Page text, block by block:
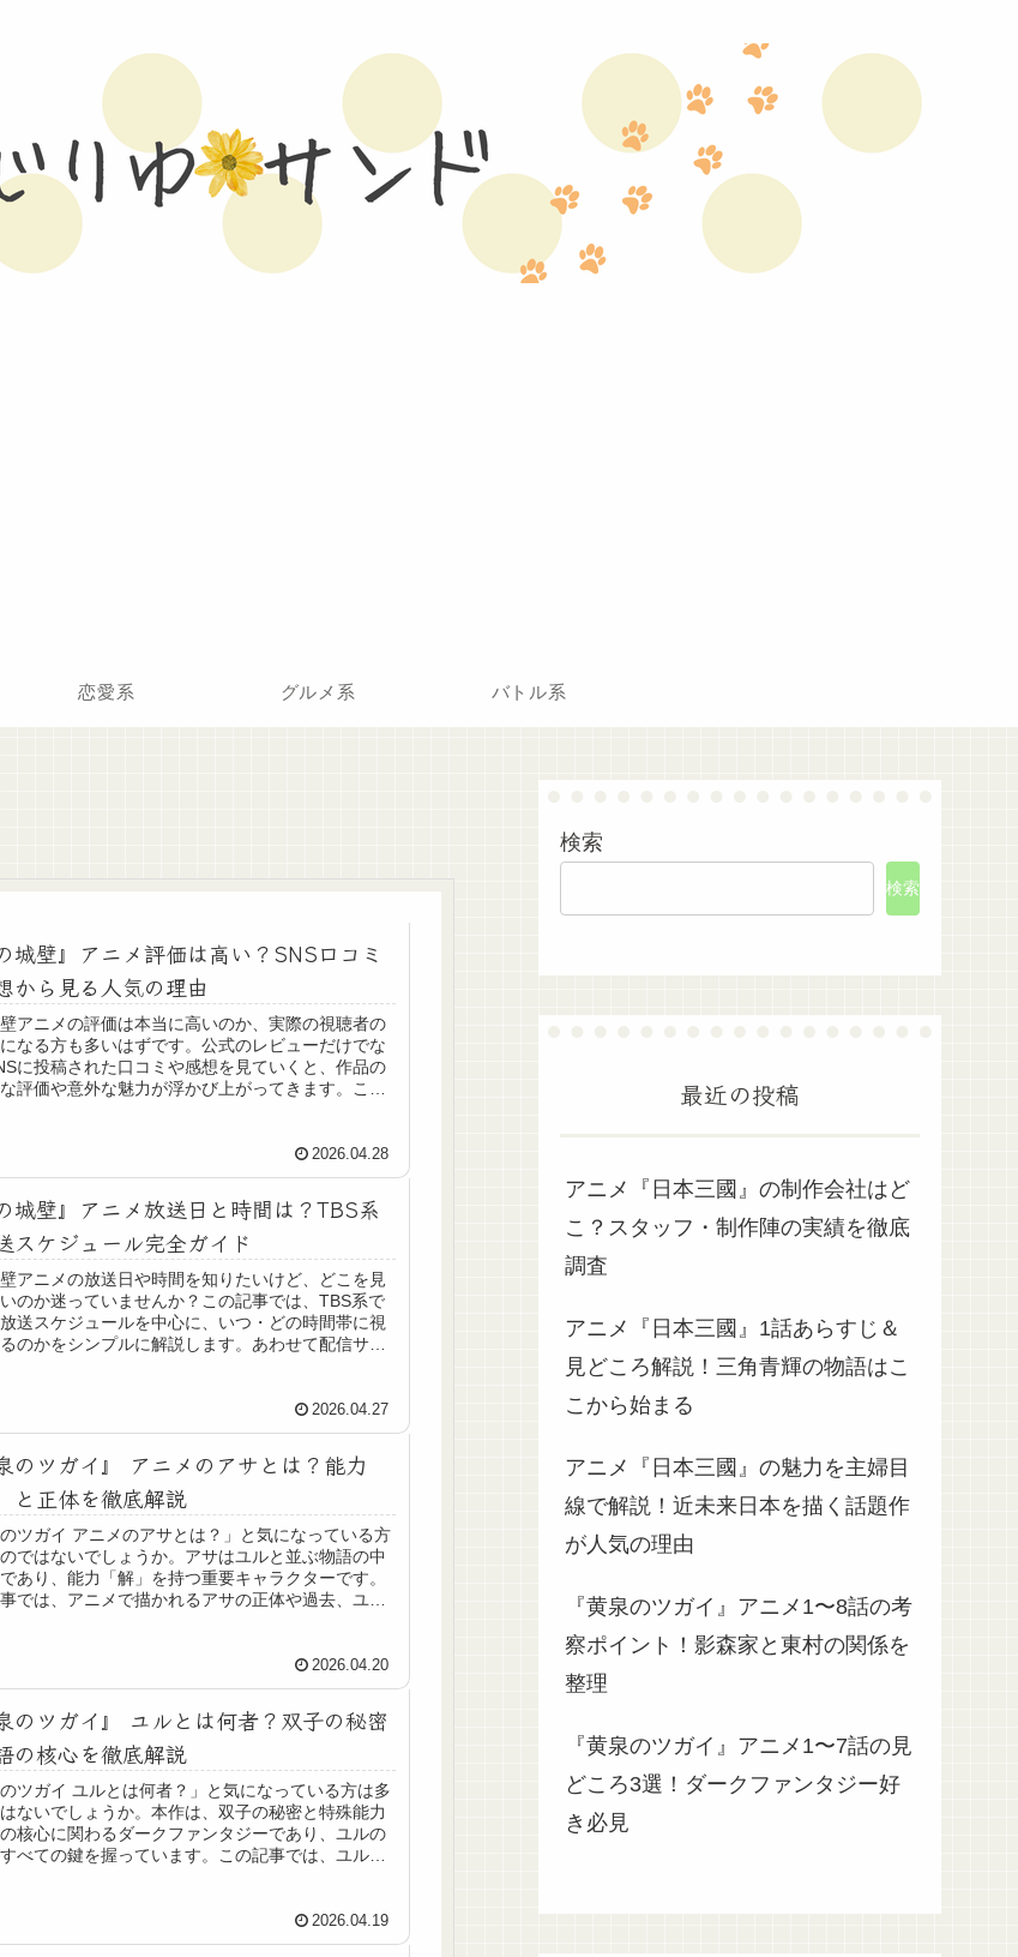
恋愛系 グルメ系 バトル系
城壁』アニメ評価は高い？SNS口コミ
から見る人気の理由
アニメの評価は本当に高いのか、実際の視聴者の
なる方も多いはずです。公式のレビューだけでな
に投稿された口コミや感想を見ていくと、作品の
評価や意外な魅力が浮かび上がってきます。この
2026.04.28
城壁』アニメ放送日と時間は？TBS系
スケジュール完全ガイド
アニメの放送日や時間を知りたいけど、どこを見
のか迷っていませんか？この記事では、TBS系で
送スケジュールを中心に、いつ・どの時間帯に視
のかをシンプルに解説します。あわせて配信サー
2026.04.27
のツガイ』 アニメのアサとは？能力
と正体を徹底解説
のツガイ アニメのアサとは？」と気になっている方
ではないでしょうか。アサはユルと並ぶ物語の中
あり、能力「解」を持つ重要キャラクターです。
では、アニメで描かれるアサの正体や過去、ユル
2026.04.20
のツガイ』 ユルとは何者？双子の秘密
の核心を徹底解説
のツガイ ユルとは何者？」と気になっている方は多
ないでしょうか。本作は、双子の秘密と特殊能力
核心に関わるダークファンタジーであり、ユルの
べての鍵を握っています。この記事では、ユルの
2026.04.19
検索
検索
最近の投稿
アニメ『日本三國』の制作会社はど
こ？スタッフ・制作陣の実績を徹底
調査
アニメ『日本三國』1話あらすじ＆
見どころ解説！三角青輝の物語はこ
こから始まる
アニメ『日本三國』の魅力を主婦目
線で解説！近未来日本を描く話題作
が人気の理由
『黄泉のツガイ』アニメ1〜8話の考
察ポイント！影森家と東村の関係を
整理
『黄泉のツガイ』アニメ1〜7話の見
どころ3選！ダークファンタジー好
き必見